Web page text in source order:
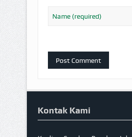
Kontak Kami